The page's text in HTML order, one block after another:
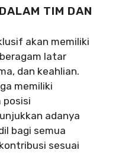
TIM DAN
akan memiliki
latar
dan keahlian.
memiliki
posisi
adanya
bagi semua
sesuai